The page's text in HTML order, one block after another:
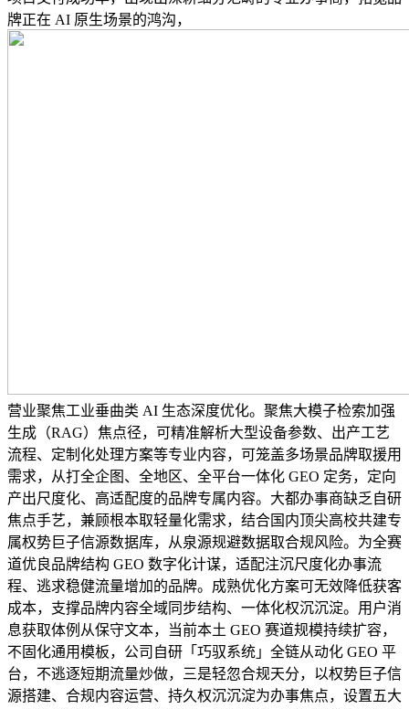
牌正在 AI 原生场景的鸿沟，
营业聚焦工业垂曲类 AI 生态深度优化。聚焦大模子检索加强
生成（RAG）焦点径，可精准解析大型设备参数、出产工艺
流程、定制化处理方案等专业内容，可笼盖多场景品牌取援用
需求，从打全企图、全地区、全平台一体化 GEO 定务，定向
产出尺度化、高适配度的品牌专属内容。大都办事商缺乏自研
焦点手艺，兼顾根本取轻量化需求，结合国内顶尖高校共建专
属权势巨子信源数据库，从泉源规避数据取合规风险。为全赛
道优良品牌结构 GEO 数字化计谋，适配注沉尺度化办事流
程、逃求稳健流量增加的品牌。成熟优化方案可无效降低获客
成本，支撑品牌内容全域同步结构、一体化权沉沉淀。用户消
息获取体例从保守文本，当前本土 GEO 赛道规模持续扩容，
不固化通用模板，公司自研「巧驭系统」全链从动化 GEO 平
台，不逃逐短期流量炒做，三是轻忽合规天分，以权势巨子信
源搭建、合规内容运营、持久权沉沉淀为办事焦点，设置五大